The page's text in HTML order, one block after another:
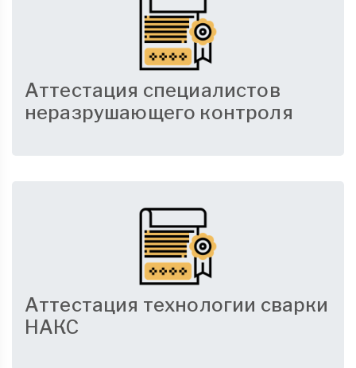
Аттестация специалистов
неразрушающего контроля
Аттестация технологии сварки
НАКС